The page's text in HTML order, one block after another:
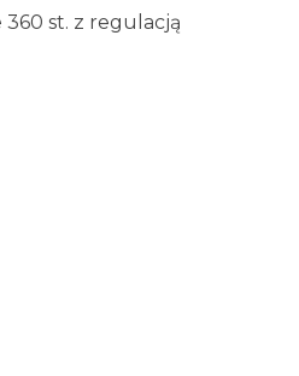
360 st. z regulacją